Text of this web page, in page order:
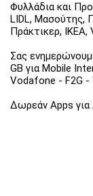
Φυλλάδια και
LIDL, Μασούτης,
Πράκτικερ, ΙΚΕΑ,
Σας
GB για Mobile
Vodafone - F2G -
Δωρεάν Apps για